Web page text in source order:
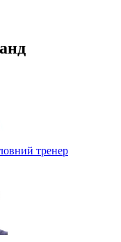
тренер